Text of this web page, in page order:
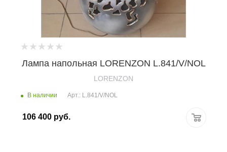
Лампа напольная LORENZON L.841/V/NOL
LORENZON
В наличии Арт.: L.841/V/NOL
106 400 руб.